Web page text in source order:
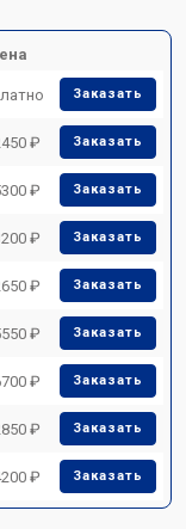
Заказать
₽ Заказать
₽ Заказать
₽ Заказать
₽ Заказать
₽ Заказать
₽ Заказать
₽ Заказать
₽ Заказать